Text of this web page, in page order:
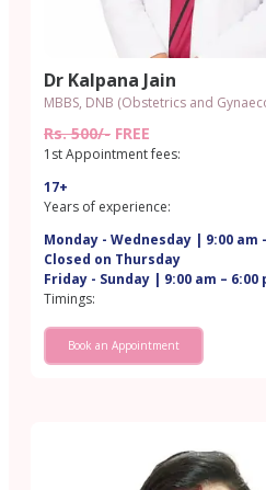
Dr Kalpana Jain
MBBS, DNB (Obstetrics and
Rs. 500/- FREE
1st Appointment fees:
17+
Years of experience:
Monday - Wednesday | 9:00 am
Closed on Thursday
Friday - Sunday | 9:00 am – 6:00
Timings:
Book an Appointment